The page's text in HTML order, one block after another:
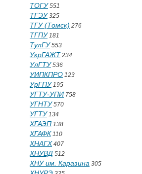
ТОГУ551
ТГЭУ325
ТГУ (Томск) 276
ТГПУ181
ТулГУ553
УкрГАЖТ 234
УлГТУ536
УИПКПРО 123
УрГПУ195
УГТУ-УПИ 758
УГНТУ570
УГТУ134
ХГАЭП 138
ХГАФК 110
ХНАГХ 407
ХНУВД 512
ХНУ им. Каразина 305